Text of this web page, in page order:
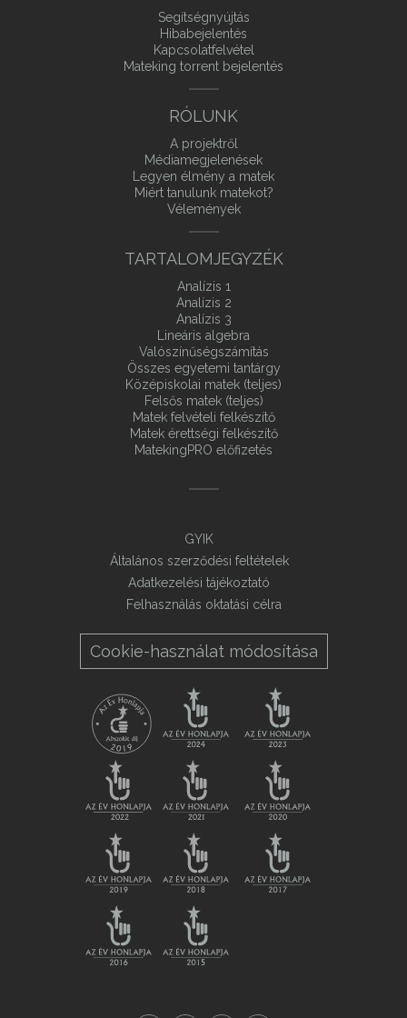
Segítségnyújtás
Hibabejelentés
Kapcsolatfelvétel
Mateking torrent bejelentés
RÓLUNK
A projektről
Médiamegjelenések
Legyen élmény a matek
Miért tanulunk matekot?
Vélemények
TARTALOMJEGYZÉK
Analízis 1
Analízis 2
Analízis 3
Lineáris algebra
Valószínűségszámítás
Összes egyetemi tantárgy
Középiskolai matek (teljes)
Felsős matek (teljes)
Matek felvételi felkészítő
Matek érettségi felkészítő
MatekingPRO előfizetés
GYIK
Általános szerződési feltételek
Adatkezelési tájékoztató
Felhasználás oktatási célra
Cookie-használat módosítása